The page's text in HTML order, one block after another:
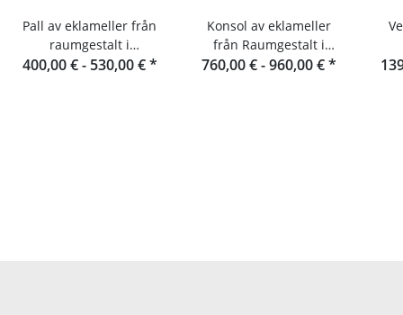
Pall av eklameller från
raumgestalt i
Schwarzwald
400,00 € - 530,00 €*
Konsol av eklameller
från Raumgestalt i
Schwarzwald
760,00 € -960,00 €*